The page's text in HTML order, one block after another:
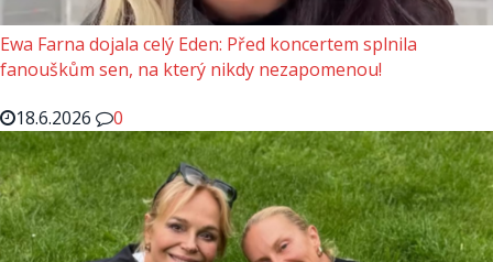
Ewa Farna dojala celý Eden: Před koncertem splnila
fanouškům sen, na který nikdy nezapomenou!
18.6.2026
0